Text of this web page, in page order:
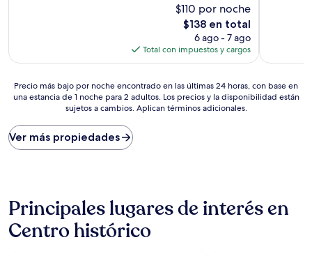
$110 por noche
El
precio
actual
es
$138
$138 en total
6 ago - 7 ago
Total con impuestos y cargos
Precio
más
por
noche
encontrado
24
horas,
con
base
Precio más bajo por noche encontrado en las últimas 24 horas, con base en
una estancia de 1 noche para 2 adultos. Los precios y la disponibilidad están
sujetos a cambios. Aplican términos adicionales.
Ver más propiedades
Principales lugares de interés en
Centro histórico